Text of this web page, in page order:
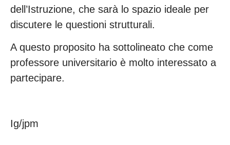
dell’Istruzione, che sarà lo spazio ideale per
discutere le questioni strutturali.
A questo proposito ha sottolineato che come
professore universitario è molto interessato a
partecipare.
Ig/jpm